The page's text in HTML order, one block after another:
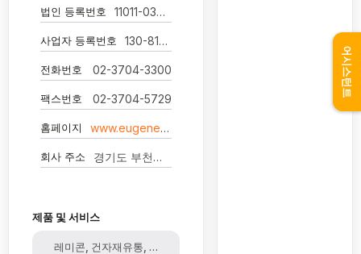
법인 등록번호 11011-0376148
사업자 등록번호 130-81-22624
전화번호 02-3704-3300
팩스번호 02-3704-5729
홈페이지 www.eugenes.co.kr
회사 주소 경기도 부천시 오정구 석천로 457
제품 및 서비스
레미콘, 건자재유통, 건설, 물류
어시스턴트